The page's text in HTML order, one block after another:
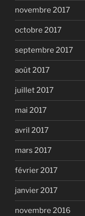
novembre 2017
octobre 2017
septembre 2017
août 2017
juillet 2017
mai 2017
avril 2017
mars 2017
février 2017
janvier 2017
novembre 2016